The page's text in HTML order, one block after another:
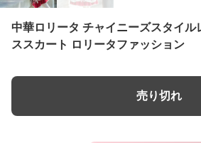
中華ロリータ チャイニーズスタイル
ススカート ロリータファッション
売り切れ